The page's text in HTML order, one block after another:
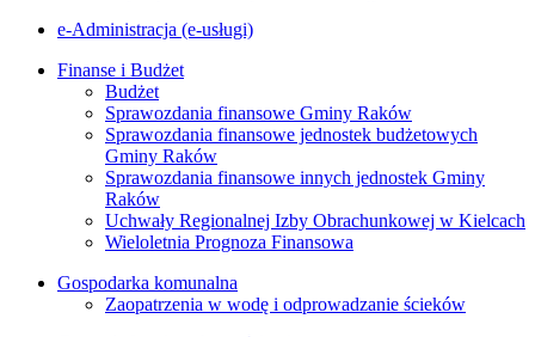
e-Administracja (e-usługi)
Finanse i Budżet
Budżet
Sprawozdania finansowe Gminy Raków
Sprawozdania finansowe jednostek budżetowych
Gminy Raków
Sprawozdania finansowe innych jednostek Gminy
Raków
Uchwały Regionalnej Izby Obrachunkowej w Kielcach
Wieloletnia Prognoza Finansowa
Gospodarka komunalna
Zaopatrzenia w wodę i odprowadzanie ścieków